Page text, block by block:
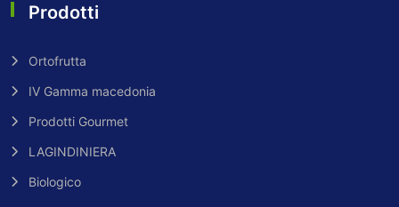
Prodotti
Ortofrutta
IV Gamma macedonia
Prodotti Gourmet
LAGINDINIERA
Biologico